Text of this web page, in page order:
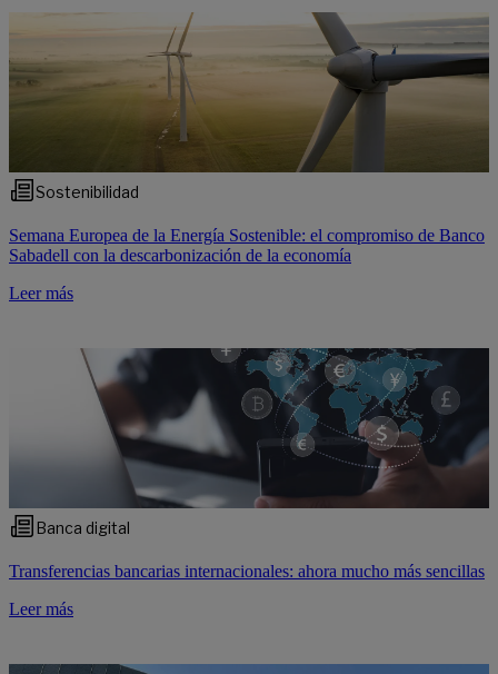
Sostenibilidad
Semana Europea de la Energía Sostenible: el compromiso de Banco
Sabadell con la descarbonización de la economía
Leer más
Banca digital
Transferencias bancarias internacionales: ahora mucho más sencillas
Leer más